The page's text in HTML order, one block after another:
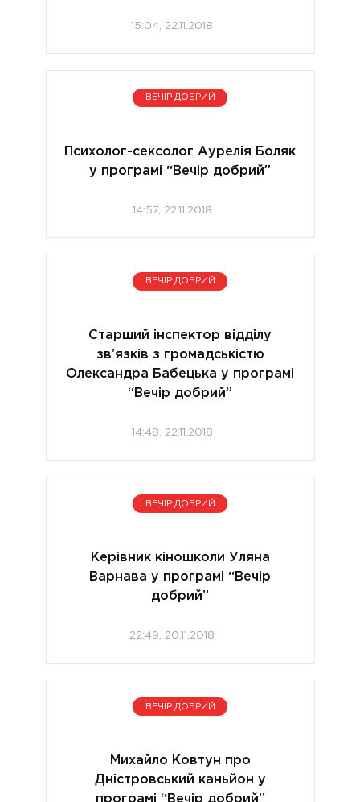
15:04, 22.11.2018
ВЕЧІР ДОБРИЙ
Психолог-сексолог Аурелія Боляк
у програмі “Вечір добрий”
14:57, 22.11.2018
ВЕЧІР ДОБРИЙ
Старший інспектор відділу
зв’язків з громадськістю
Олександра Бабецька у програмі
“Вечір добрий”
14:48, 22.11.2018
ВЕЧІР ДОБРИЙ
Керівник кіношколи Уляна
Варнава у програмі “Вечір
добрий”
22:49, 20.11.2018
ВЕЧІР ДОБРИЙ
Михайло Ковтун про
Дністровський каньйон у
програмі “Вечір добрий”